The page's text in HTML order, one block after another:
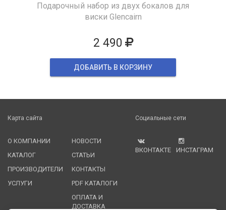
Подарочный набор из двух бокалов для
виски Glencairn
2 490
ДОБАВИТЬ В КОРЗИНУ
Карта сайта
О КОМПАНИИ
КАТАЛОГ
ПРОИЗВОДИТЕЛИ
УСЛУГИ
НОВОСТИ
СТАТЬИ
КОНТАКТЫ
PDF КАТАЛОГИ
ОПЛАТА И
ДОСТАВКА
Социальные сети
ВКОНТАКТЕ ИНСТАГРАМ